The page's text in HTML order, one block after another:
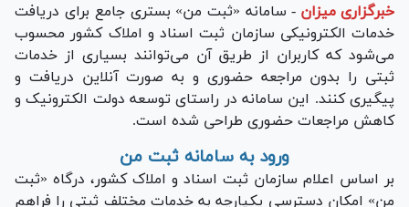
خبرگزاری میزان - سامانه «ثبت من» بستری جامع برای دریافت
خدمات الکترونیکی سازمان ثبت اسناد و املاک کشور محسوب
می‌شود که کاربران از طریق آن می‌توانند بسیاری از خدمات
ثبتی را بدون مراجعه حضوری و به صورت آنلاین دریافت و
پیگیری کنند. این سامانه در راستای توسعه دولت الکترونیک و
کاهش مراجعات حضوری طراحی شده است.
ورود به سامانه ثبت من
بر اساس اعلام سازمان ثبت اسناد و املاک کشور، درگاه «ثبت
من» امکان دسترسی یکپارچه به خدمات مختلف ثبتی را فراهم